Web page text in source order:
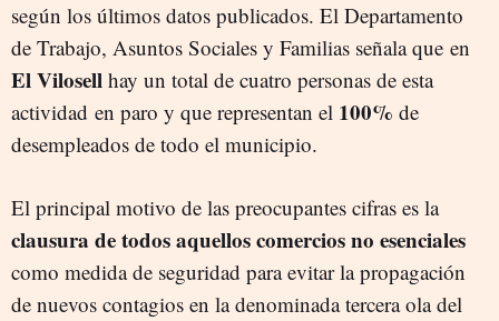
según los últimos datos publicados. El Departamento
de Trabajo, Asuntos Sociales y Familias señala que en
El Vilosell hay un total de cuatro personas de esta
actividad en paro y que representan el 100% de
desempleados de todo el municipio.
El principal motivo de las preocupantes cifras es la
clausura de todos aquellos comercios no esenciales
como medida de seguridad para evitar la propagación
de nuevos contagios en la denominada tercera ola del